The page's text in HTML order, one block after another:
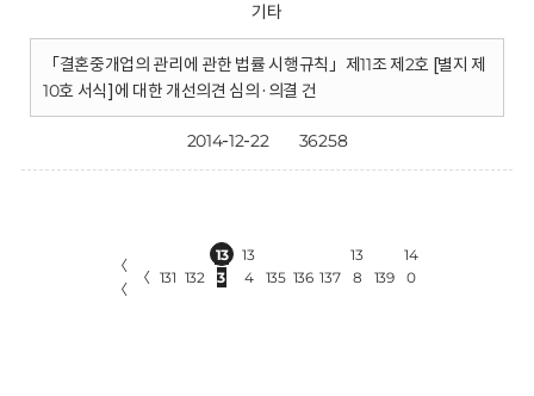
기타
「결혼중개업의 관리에 관한 법률 시행규칙」제11조 제2호 [별지 제
10호 서식]에 대한 개선의견 심의·의결 건
2014-12-22 36258
〈
〈
〈 131 132
13
3
13
4
135 136 137
13
8
139
14
0